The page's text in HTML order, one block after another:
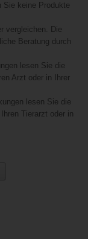
Sie keine Produkte
vergleichen. Die
Beratung durch
lesen Sie die
Arzt oder in Ihrer
lesen Sie die
Tierarzt oder in